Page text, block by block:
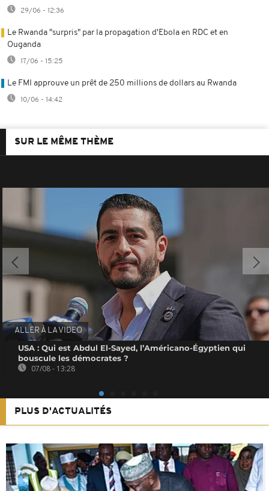
29/06 - 12:36
Le Rwanda "surpris" par la propagation d'Ebola en RDC et en
Ouganda
17/06 - 15:25
Le FMI approuve un prêt de 250 millions de dollars au Rwanda
10/06 - 14:42
SUR LE MÊME THÈME
ALLER À LA VIDEO
USA : Qui est Abdul El-Sayed, l’Américano-Égyptien qui
bouscule les démocrates ?
07/08 - 13:28
PLUS D'ACTUALITÉS